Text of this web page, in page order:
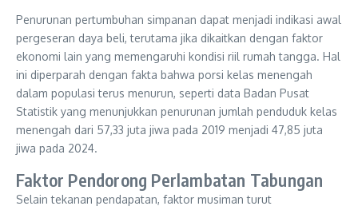
Penurunan pertumbuhan simpanan dapat menjadi indikasi awal
pergeseran daya beli, terutama jika dikaitkan dengan faktor
ekonomi lain yang memengaruhi kondisi riil rumah tangga. Hal
ini diperparah dengan fakta bahwa porsi kelas menengah
dalam populasi terus menurun, seperti data Badan Pusat
Statistik yang menunjukkan penurunan jumlah penduduk kelas
menengah dari 57,33 juta jiwa pada 2019 menjadi 47,85 juta
jiwa pada 2024.
Faktor Pendorong Perlambatan Tabungan
Selain tekanan pendapatan, faktor musiman turut